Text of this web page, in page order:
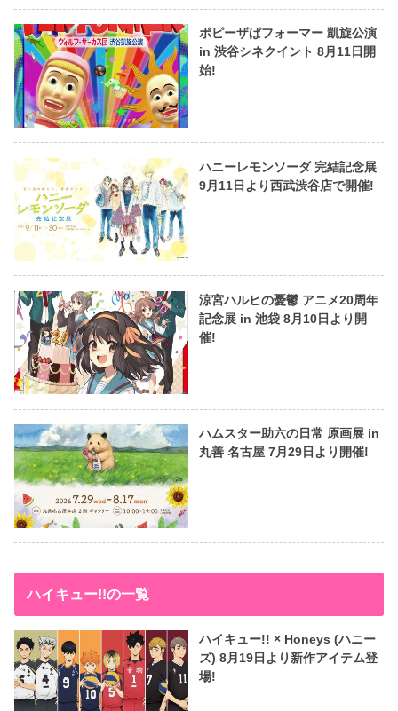
ポピーザぱフォーマー 凱旋公演
in 渋谷シネクイント 8月11日開
始!
ハニーレモンソーダ 完結記念展
9月11日より西武渋谷店で開催!
涼宮ハルヒの憂鬱 アニメ20周年
記念展 in 池袋 8月10日より開
催!
ハムスター助六の日常 原画展 in
丸善 名古屋 7月29日より開催!
ハイキュー!!の一覧
ハイキュー!! × Honeys (ハニー
ズ) 8月19日より新作アイテム登
場!